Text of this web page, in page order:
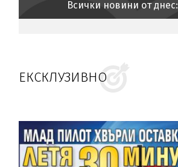
Всички новини от днес:
ЕКСКЛУЗИВНО